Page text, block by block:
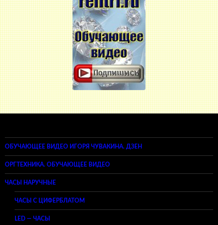
ОБУЧАЮЩЕЕ ВИДЕО ИГОРЯ ЧУВАКИНА. ДЗЕН
ОРГТЕХНИКА. ОБУЧАЮЩЕЕ ВИДЕО
ЧАСЫ НАРУЧНЫЕ
ЧАСЫ С ЦИФЕРБЛАТОМ
LED — ЧАСЫ